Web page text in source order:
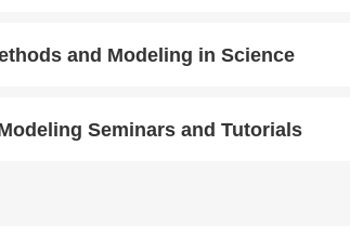
and Modeling in Science
Seminars and Tutorials